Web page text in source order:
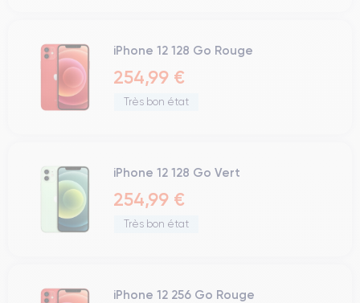
iPhone 12 128 Go Rouge
254,99 €
Très bon état
iPhone 12 128 Go Vert
254,99 €
Très bon état
iPhone 12 256 Go Rouge